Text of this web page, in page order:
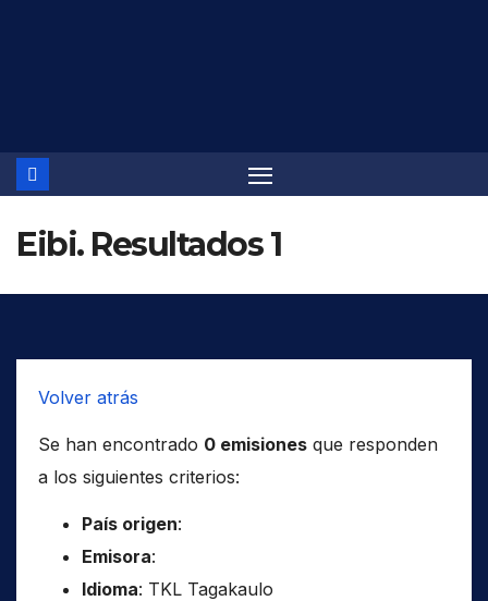
Eibi. Resultados 1
Volver atrás
Se han encontrado 0 emisiones que responden
a los siguientes criterios:
País origen:
Emisora:
Idioma: TKL Tagakaulo